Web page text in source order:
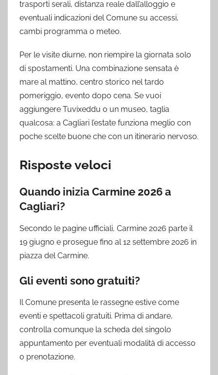
trasporti serali, distanza reale dall’alloggio e
eventuali indicazioni del Comune su accessi,
cambi programma o meteo.
Per le visite diurne, non riempire la giornata solo
di spostamenti. Una combinazione sensata è
mare al mattino, centro storico nel tardo
pomeriggio, evento dopo cena. Se vuoi
aggiungere Tuvixeddu o un museo, taglia
qualcosa: a Cagliari l’estate funziona meglio con
poche scelte buone che con un itinerario nervoso.
Risposte veloci
Quando inizia Carmine 2026 a
Cagliari?
Secondo le pagine ufficiali, Carmine 2026 parte il
19 giugno e prosegue fino al 12 settembre 2026 in
piazza del Carmine.
Gli eventi sono gratuiti?
Il Comune presenta le rassegne estive come
eventi e spettacoli gratuiti. Prima di andare,
controlla comunque la scheda del singolo
appuntamento per eventuali modalità di accesso
o prenotazione.